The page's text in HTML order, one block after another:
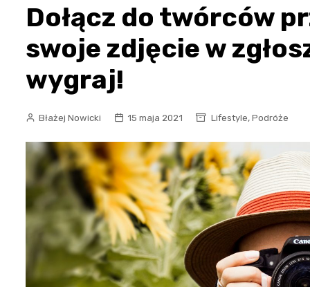
Dołącz do twórców
swoje zdjęcie w
wygraj!
Błażej Nowicki 15 maja 2021 Lifestyle, Podróże